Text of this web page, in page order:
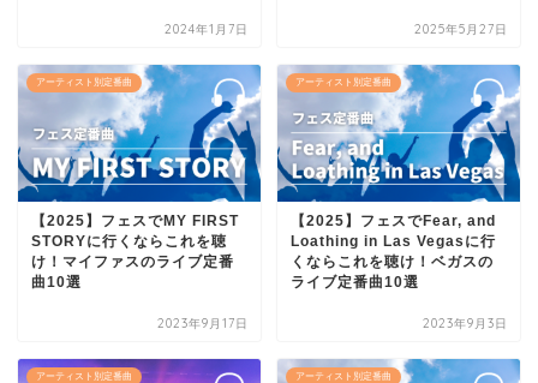
2024年1月7日 2025年5月27日
アーティスト別定番曲
【2025】フェスでMY FIRST
STORYに行くならこれを聴
け！マイファスのライブ定番
曲10選
2023年9月17日
アーティスト別定番曲
【2025】フェスでFear, and
Loathing in Las Vegasに行
くならこれを聴け！ベガスの
ライブ定番曲10選
2023年9月3日
アーティスト別定番曲 アーティスト別定番曲